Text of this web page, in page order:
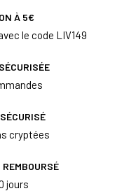
À 5€
le code LIV149
cryptées
jours